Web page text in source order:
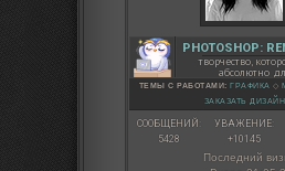
PHOTOSHOP:
творчество,
абсолютно
ТЕМЫ С РАБОТАМИ: ГРАФИКА ◇
ЗАКАЗАТЬ ДИЗАЙН
СООБЩЕНИЙ:
5428
УВАЖЕНИЕ:
+10145
Последний